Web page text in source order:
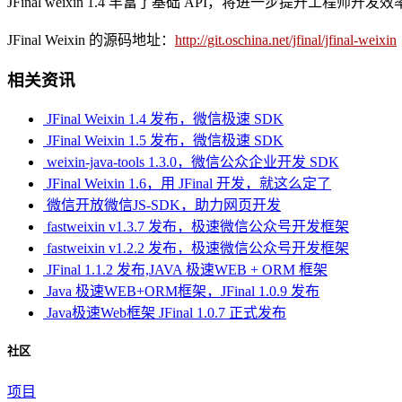
JFinal Weixin 的源码地址： http://git.oschina.net/jfinal/jfinal-weixin
相关资讯
JFinal Weixin 1.4 发布，微信极速 SDK
JFinal Weixin 1.5 发布，微信极速 SDK
weixin-java-tools 1.3.0，微信公众企业开发 SDK
JFinal Weixin 1.6，用 JFinal 开发，就这么定了
微信开放微信JS-SDK，助力网页开发
fastweixin v1.3.7 发布，极速微信公众号开发框架
fastweixin v1.2.2 发布，极速微信公众号开发框架
JFinal 1.1.2 发布,JAVA 极速WEB + ORM 框架
Java 极速WEB+ORM框架，JFinal 1.0.9 发布
Java极速Web框架 JFinal 1.0.7 正式发布
社区
项目